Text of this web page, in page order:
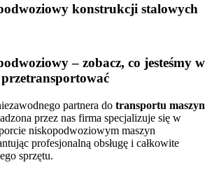
konstrukcji stalowych
– zobacz, co jesteśmy w
partnera do transportu maszyn
przez nas firma specjalizuje się w
niskopodwoziowym maszyn
profesjonalną obsługę i całkowite
sprzętu.